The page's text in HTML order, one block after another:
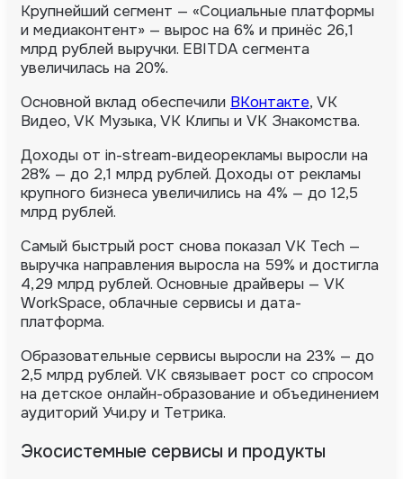
Крупнейший сегмент — «Социальные платформы
и медиаконтент» — вырос на 6% и принёс 26,1
млрд рублей выручки. EBITDA сегмента
увеличилась на 20%.
Основной вклад обеспечили ВКонтакте, VK
Видео, VK Музыка, VK Клипы и VK Знакомства.
Доходы от in-stream-видеорекламы выросли на
28% — до 2,1 млрд рублей. Доходы от рекламы
крупного бизнеса увеличились на 4% — до 12,5
млрд рублей.
Самый быстрый рост снова показал VK Tech —
выручка направления выросла на 59% и достигла
4,29 млрд рублей. Основные драйверы — VK
WorkSpace, облачные сервисы и дата-
платформа.
Образовательные сервисы выросли на 23% — до
2,5 млрд рублей. VK связывает рост со спросом
на детское онлайн-образование и объединением
аудиторий Учи.ру и Тетрика.
Экосистемные сервисы и продукты